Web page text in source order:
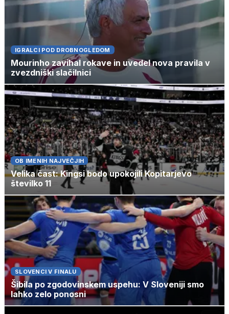
IGRALCI POD DROBNOGLEDOM
Mourinho zavihal rokave in uvedel nova pravila v
zvezdniški slačilnici
OB IMENIH NAJVEČJIH
Velika čast: Kingsi bodo upokojili Kopitarjevo
številko 11
SLOVENCI V FINALU
Šibila po zgodovinskem uspehu: V Sloveniji smo
lahko zelo ponosni